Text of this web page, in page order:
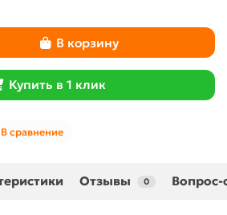
В корзину
Купить в 1 клик
В сравнение
Отзывы 0 Вопрос-